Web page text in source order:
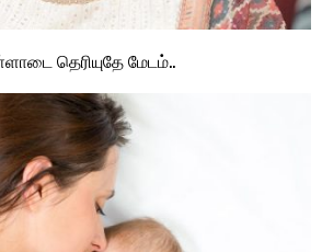
தெரியுதே மேடம்..